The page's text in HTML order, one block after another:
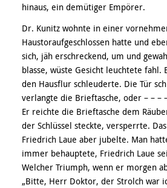
hinaus, ein demütiger Empörer.
Dr. Kunitz wohnte in einer
Haustoraufgeschlossen hatte und
sich, jäh erschreckend, um und
blasse, wüste Gesicht leuchtete
den Hausflur schleuderte. Die Tür
verlangte die Brieftasche, oder – – –
Er reichte die Brieftasche dem
der Schlüssel steckte, versperrte.
Friedrich Laue aber jubelte. Man
immer behauptete, Friedrich Laue
Welcher Triumph, wenn er morgen
„Bitte, Herr Doktor, der Strolch war